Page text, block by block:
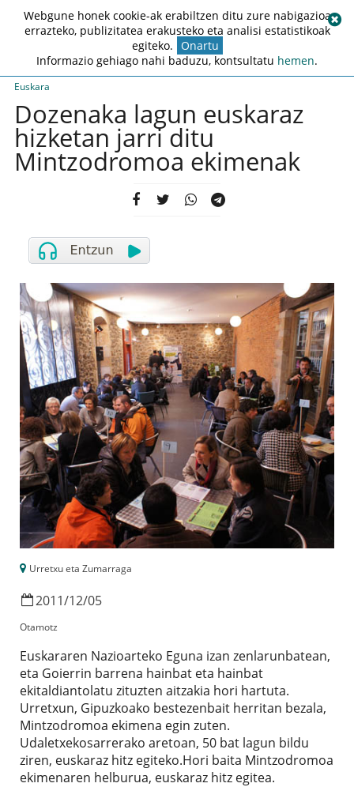
Euskara
Dozenaka lagun euskaraz
hizketan jarri ditu
Mintzodromoa ekimenak
Urretxu eta Zumarraga
2011/12/05
Otamotz
Euskararen Nazioarteko Eguna izan zenlarunbatean,
eta Goierrin barrena hainbat eta hainbat
ekitaldiantolatu zituzten aitzakia hori hartuta.
Urretxun, Gipuzkoako bestezenbait herritan bezala,
Mintzodromoa ekimena egin zuten.
Udaletxekosarrerako aretoan, 50 bat lagun bildu
ziren, euskaraz hitz egiteko.Hori baita Mintzodromoa
ekimenaren helburua, euskaraz hitz egitea.
Webgune honek cookie-ak erabiltzen ditu zure nabigazioa
errazteko, publizitatea erakusteko eta analisi estatistikoak
egiteko. Onartu
Informazio gehiago nahi baduzu, kontsultatu hemen.